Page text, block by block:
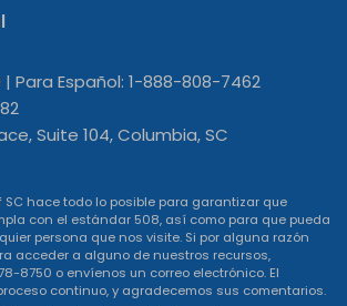
Para Español: 1-888-808-7462
Suite 104, Columbia, SC
SC hace todo lo posible para garantizar que
con el estándar 508, así como para que pueda
persona que nos visite. Si por alguna razón
acceder a alguno de nuestros recursos,
8750 o envíenos un correo electrónico. El
continuo, y agradecemos sus comentarios.